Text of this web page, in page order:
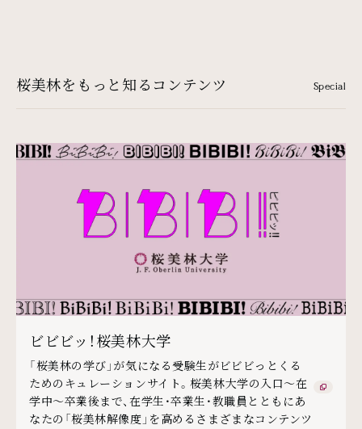
桜美林をもっと知るコンテンツ Special
ビビビッ！桜美林大学
「桜美林の学び」が気になる受験生がビビビっとくる
ためのキュレーションサイト。桜美林大学の入口～在
学中～卒業後まで、在学生・卒業生・教職員とともにあ
なたの「桜美林解像度」を高めるさまざまなコンテンツ